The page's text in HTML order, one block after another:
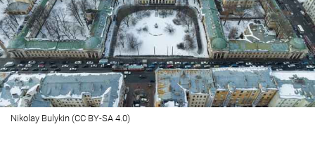
Nikolay Bulykin (CC BY-SA 4.0)